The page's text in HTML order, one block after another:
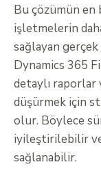
Bu çözümün en
işletmelerin
sağlayan gerçek
Dynamics 365
detaylı raporlar
düşürmek için
olur. Böylece
iyileştirilebilir ve
sağlanabilir.